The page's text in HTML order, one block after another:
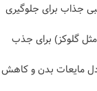
جذاب برای جلوگیری
گلوکز) برای جذب
مایعات بدن و کاهش